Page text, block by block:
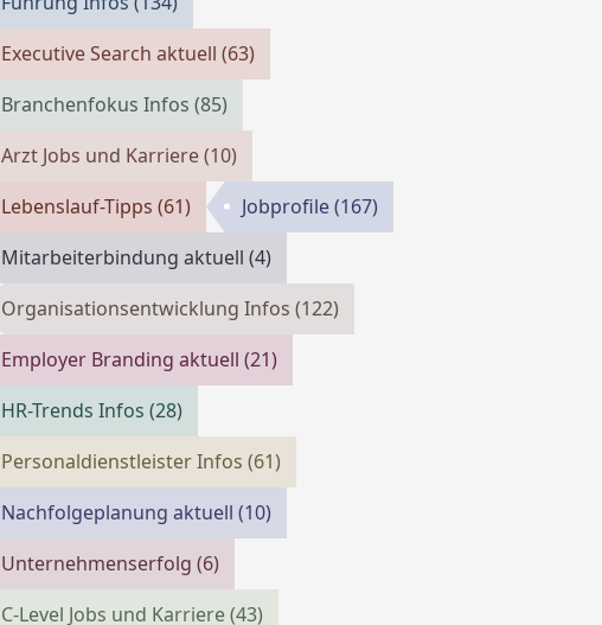
Executive Search aktuell (63)
Branchenfokus Infos (85)
Arzt Jobs und Karriere(10)
Lebenslauf-Tipps (61) Jobprofile(167)
Mitarbeiterbindung aktuell (4)
Organisationsentwicklung Infos (122)
Employer Branding aktuell (21)
HR-Trends Infos (28)
Personaldienstleister Infos (61)
Nachfolgeplanung aktuell (10)
Unternehmenserfolg (6)
C-Level Jobs und Karriere(43)